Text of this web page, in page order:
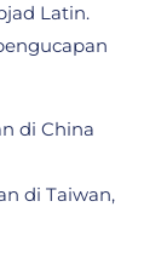
Latin.
di China
di Taiwan,